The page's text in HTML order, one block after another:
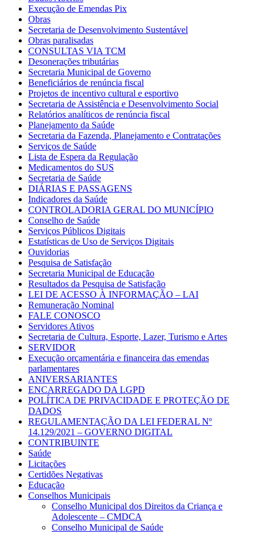
Execução de Emendas Pix
Obras
Secretaria de Desenvolvimento Sustentável
Obras paralisadas
CONSULTAS VIA TCM
Desonerações tributárias
Secretaria Municipal de Governo
Beneficiários de renúncia fiscal
Projetos de incentivo cultural e esportivo
Secretaria de Assistência e Desenvolvimento Social
Relatórios analíticos de renúncia fiscal
Planejamento da Saúde
Secretaria da Fazenda, Planejamento e Contratações
Serviços de Saúde
Lista de Espera da Regulação
Medicamentos do SUS
Secretaria de Saúde
DIÁRIAS E PASSAGENS
Indicadores da Saúde
CONTROLADORIA GERAL DO MUNICÍPIO
Conselho de Saúde
Serviços Públicos Digitais
Estatísticas de Uso de Serviços Digitais
Ouvidorias
Pesquisa de Satisfação
Secretaria Municipal de Educação
Resultados da Pesquisa de Satisfação
LEI DE ACESSO À INFORMAÇÃO – LAI
Remuneração Nominal
FALE CONOSCO
Servidores Ativos
Secretaria de Cultura, Esporte, Lazer, Turismo e Artes
SERVIDOR
Execução orçamentária e financeira das emendas
parlamentares
ANIVERSARIANTES
ENCARREGADO DA LGPD
POLÍTICA DE PRIVACIDADE E PROTEÇÃO DE
DADOS
REGULAMENTAÇÃO DA LEI FEDERAL Nº
14.129/2021 – GOVERNO DIGITAL
CONTRIBUINTE
Saúde
Licitações
Certidões Negativas
Educação
Conselhos Municipais
Conselho Municipal dos Direitos da Criança e
Adolescente – CMDCA
Conselho Municipal de Saúde